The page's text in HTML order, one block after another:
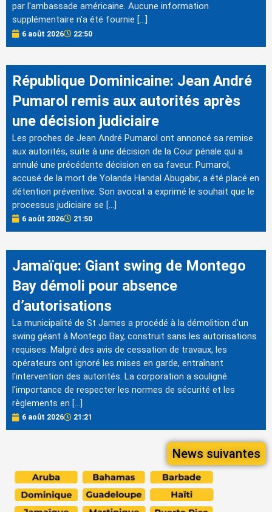
par l'ambassade américaine. Aucune information
supplémentaire n'a été fournie […]
6 août 2026 22:50
République Dominicaine: Jean André
Pumarol remis aux autorités après
une décision judiciaire
Les proches de Jean André Pumarol ont annoncé sa remise
aux autorités, suite à une décision de la Cour pénale qui a
annulé une précédente décision en sa faveur. Pumarol,
accusé de la mort de Yolanda Handal Abugabir, a été placé en
détention préventive. Son avocat a exprimé le souhait que le
processus judiciaire se […]
6 août 2026 21:50
Jamaïque: Giant swing de Montego
Bay démoli pour absence
d’autorisations
La municipalité de St James a procédé à la démolition d'un
swing géant à Montego Bay, construit sans les autorisations
requises. Malgré des avis de cessation de travaux, les
opérateurs ont ignoré les mises en garde, entraînant
l'intervention des autorités. La corporation a souligné
l'importance de respecter les normes de sécurité et les
règlements en […]
6 août 2026 21:21
News suivantes